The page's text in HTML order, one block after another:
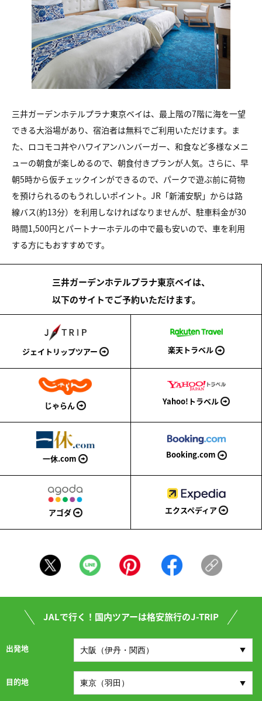
三井ガーデンホテルプラナ東京ベイは、最上階の7階に海を一望
できる大浴場があり、宿泊者は無料でご利用いただけます。ま
た、ロコモコ丼やハワイアンハンバーガー、和食など多様なメニ
ューの朝食が楽しめるので、朝食付きプランが人気。さらに、早
朝5時から仮チェックインができるので、パークで遊ぶ前に荷物
を預けられるのもうれしいポイント。JR「新浦安駅」からは路
線バス(約13分）を利用しなければなりませんが、駐車料金が30
時間1,500円とパートナーホテルの中で最も安いので、車を利用
する方にもおすすめです。
三井ガーデンホテルプラナ東京ベイは、
以下のサイトでご予約いただけます。
ジェイトリップツアー 楽天トラベル
じゃらん Yahoo!トラベル
一休.com Booking.com
アゴダ エクスペディア
JALで行く！国内ツアーは格安旅行のJ-TRIP
出発地
目的地